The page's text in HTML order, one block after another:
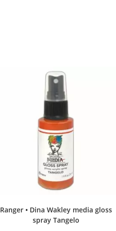
Ranger • Dina Wakley media gloss
spray Tangelo